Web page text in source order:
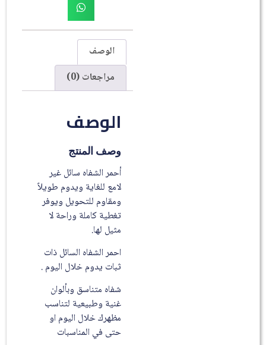
الوصف
مراجعات (0)
الوصف
وصف المنتج
أحمر الشفاه سائل غير
لامع للغاية ويدوم طويلاً
ومقاوم للتحويل ويوفر
تغطية كاملة وراحة لا
مثيل لها.
احمر الشفاه السائل ذات
ثبات يدوم خلال اليوم .
شفاه متناسق وبألوان
غنية وطبيعية لتناسب
مظهرك خلال اليوم او
حتى في المناسبات